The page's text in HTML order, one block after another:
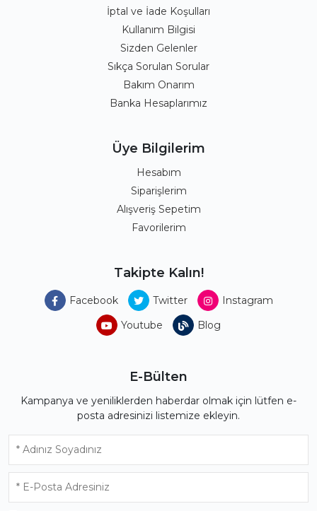
İptal ve İade Koşulları
Kullanım Bilgisi
Sizden Gelenler
Sıkça Sorulan Sorular
Bakım Onarım
Banka Hesaplarımız
Üye Bilgilerim
Hesabım
Siparişlerim
Alışveriş Sepetim
Favorilerim
Takipte Kalın!
Facebook Twitter
Instagram
Youtube
Blog
E-Bülten
Kampanya ve yeniliklerden haberdar olmak için lütfen e-
posta adresinizi listemize ekleyin.